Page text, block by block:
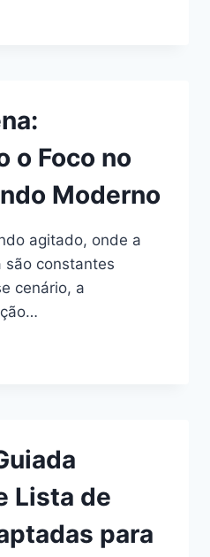
o Foco no
Moderno
agitado, onde a
são constantes
cenário, a
Lista de
para